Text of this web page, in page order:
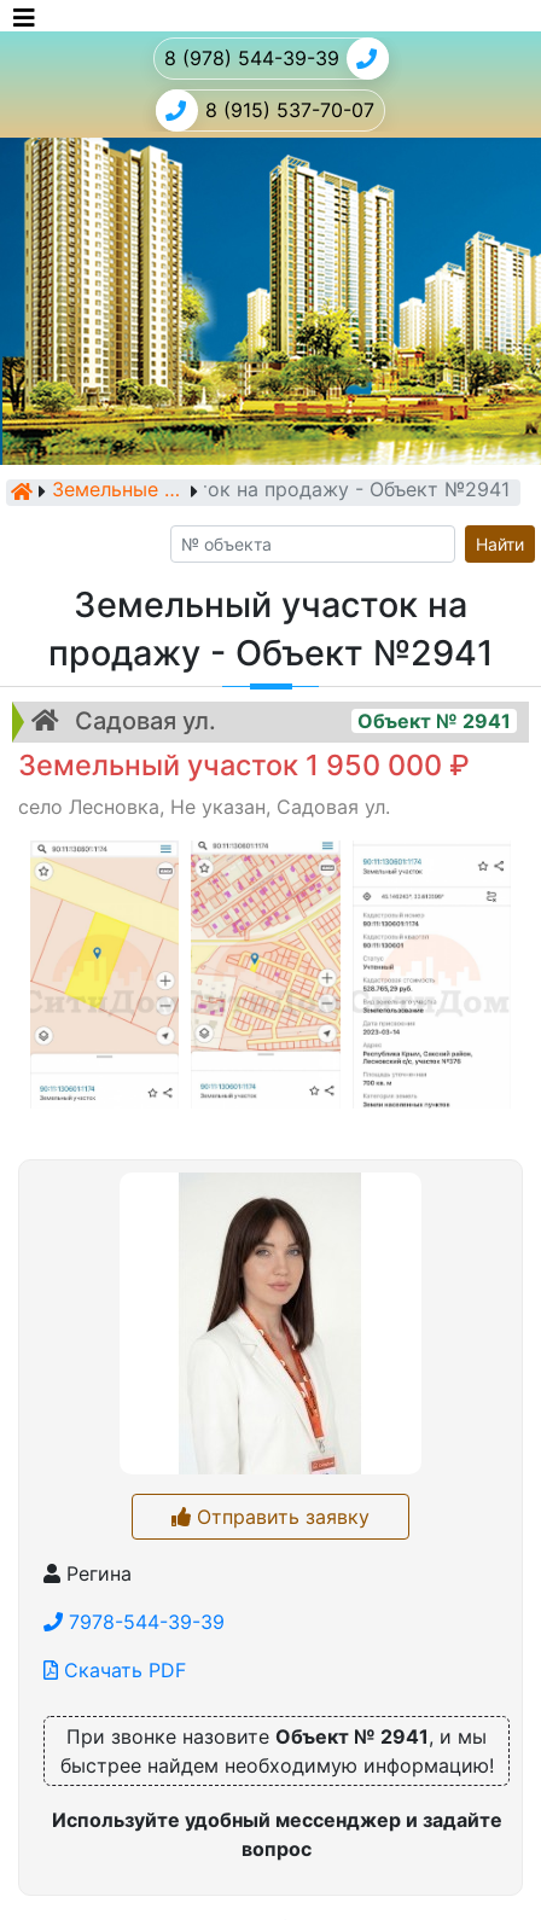
8 (978) 544-39-39
8 (915) 537-70-07
Земельные участки
Земельный участок на продажу - Объект №2941
Найти
Земельный участок на
продажу - Объект №2941
Садовая ул. Объект № 2941
Земельный участок 1 950 000 ₽
село Лесновка, Не указан, Садовая ул.
Отправить заявку
Регина
7978-544-39-39
Скачать PDF
При звонке назовите Объект № 2941, и мы
быстрее найдем необходимую информацию!
Используйте удобный мессенджер и задайте
вопрос